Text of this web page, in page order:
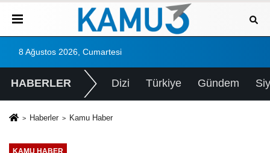
8 Ağustos 2026, Cumartesi
HABERLER Dizi Türkiye Gündem
Haberler Kamu Haber
KAMU HABER